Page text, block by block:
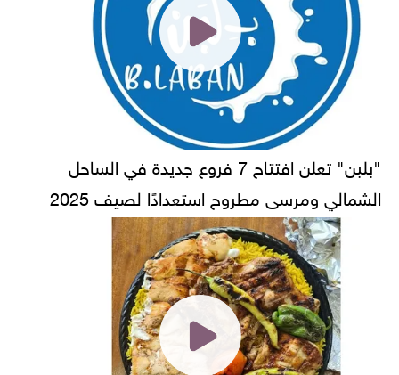
"بلبن" تعلن افتتاح 7 فروع جديدة في الساحل
الشمالي ومرسى مطروح استعدادًا لصيف 2025